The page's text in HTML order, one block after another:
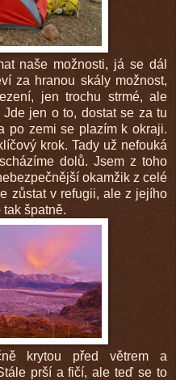
naše možnosti, já se dál
za hranou skály možnost,
jen trochu strmé, ale
jen o to, dostat se za tu
po zemi se plazím k okraji.
krok. Tady už nefouká
dolů. Jsem z toho
okamžik z celé
zůstat v refugii, ale z jejího
špatně.
krytou před větrem a
prší a fičí, ale teď se to